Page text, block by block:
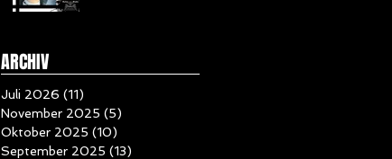
ARCHIV
Juli 2026 (11)
November 2025 (5)
Oktober 2025 (10)
September 2025 (13)